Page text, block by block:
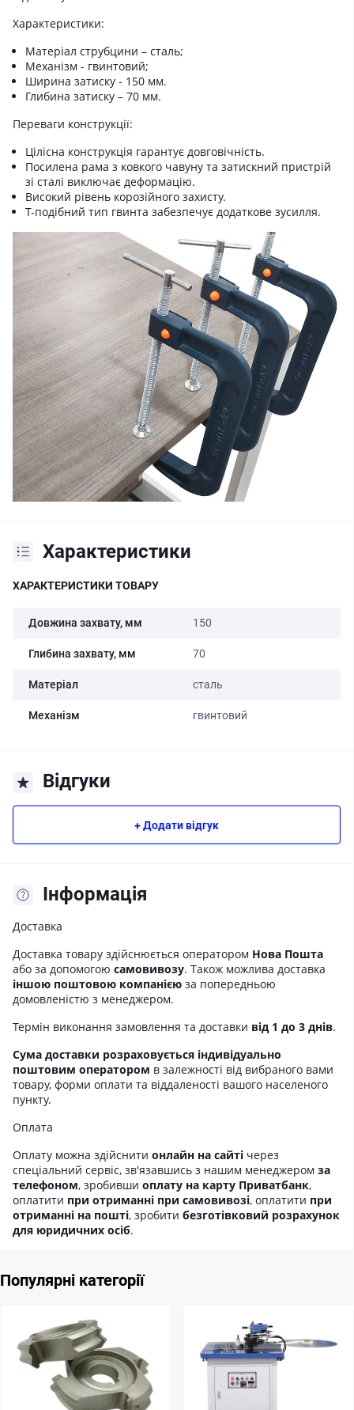
Характеристики:
Матеріал струбцини – сталь;
Механізм - гвинтовий;
Ширина затиску - 150 мм.
Глибина затиску – 70 мм.
Переваги конструкції:
Цілісна конструкція гарантує довговічність.
Посилена рама з ковкого чавуну та затискний пристрій
зі сталі виключає деформацію.
Високий рівень корозійного захисту.
Т-подібний тип гвинта забезпечує додаткове зусилля.
Характеристики
ХАРАКТЕРИСТИКИ ТОВАРУ
Довжина захвату, мм 150
Глибина захвату, мм 70
Матеріал сталь
Механізм гвинтовий
Відгуки
+ Додати відгук
Iнформація
Доставка
Доставка товару здійснюється оператором Нова Пошта
або за допомогою самовивозу. Також можлива доставка
іншою поштовою компанією за попередньою
домовленістю з менеджером.
Термін виконання замовлення та доставки від 1 до 3 днів.
Сума доставки розраховується індивідуально
поштовим оператором в залежності від вибраного вами
товару, форми оплати та віддаленості вашого населеного
пункту.
Оплата
Оплату можна здійснити онлайн на сайті через
спеціальний сервіс, зв'язавшись з нашим менеджером за
телефоном, зробивши оплату на карту Приватбанк,
оплатити при отриманні при самовивозі, оплатити при
отриманні на пошті, зробити безготівковий розрахунок
для юридичних осіб.
Популярні категорії